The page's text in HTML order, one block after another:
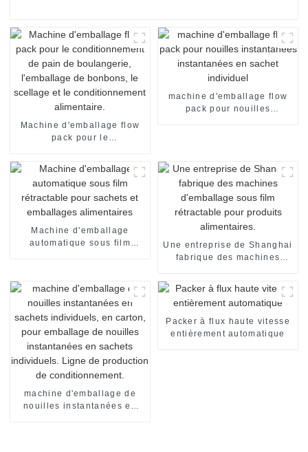
Machine d'emballage flow
pack pour le
boulangerie, l'emballage de
bonbons, le scellage et le
conditionnement
alimentaire.
machine d'emballage flow
pack pour nouilles
Machine d'emballage
automatique sous film
Une entreprise de Shanghai
fabrique des machines
alimentaires.
machine d'emballage de
nouilles instantanées en
Packer à flux haute vitesse
entièrement automatique